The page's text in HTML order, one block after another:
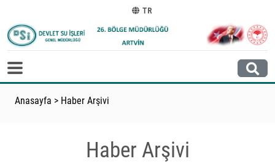
TR
Anasayfa > Haber Arşivi
Haber Arşivi